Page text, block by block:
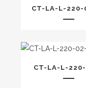
CT-LA-L-220-
CT-LA-L-